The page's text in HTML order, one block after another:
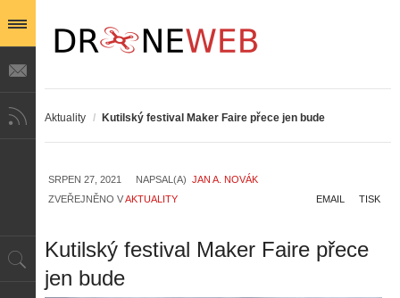
Aktuality / Kutilský festival Maker Faire přece jen bude
SRPEN 27, 2021 NAPSAL(A) JAN A. NOVÁK
ZVEŘEJNĚNO VAKTUALITY TISK
EMAIL
Kutilský festival Maker Faire přece
jen bude